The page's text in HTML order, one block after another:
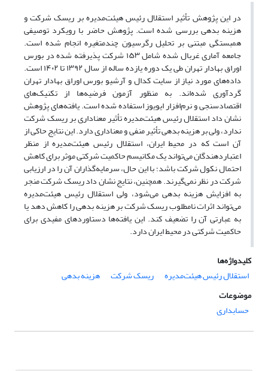
در این پژوهش تأثیر استقلال رئیس هیئت‌مدیره بر ریسک شرکت و
هزینه بدهی بررسی شده است. پژوهش حاضر با رویکرد توصیفی
همبستگی مبتنی بر تحلیل رگرسیون چندمتغیره انجام شده است.
جامعه آماری غربال شده شامل ۱۵۳ شرکت پذیرفته شده در بورس
اوراق بهادار تهران طی یک دوره یازده ساله از سال ۱۳۹۲ تا ۱۴۰۲ است.
داده‌های مورد نیاز از سایت کدال و آرشیو بورس اوراق بهادار تهران
گردآوری شده‌اند. به منظور آزمون فرضیه‌ها از تکنیک‌های
اقتصادسنجی و نرم‌افزار ایویوز استفاده شده است. یافته‌های پژوهش
نشان داد استقلال رئیس هیئت‌مدیره تأثیر معناداری بر ریسک شرکت
ندارد، ولی بر هزینه بدهی تأثیر منفی و معناداری دارد. این نتایج حاکی از
آن است که در محیط ایران، استقلال رئیس هیئت‌مدیره از منظر
اعتباردهندگان می‌تواند یک مکانیسم حاکمیت شرکتی موثر برای کاهش
احتمال نکول شرکت باشد؛ با این حال، سرمایه‌گذاران آن را در ارزیابی
شرکت در نظر نمی‌گیرند. همچنین، نتایج نشان داد ریسک شرکت منجر
به افزایش هزینه بدهی می‌شود، ولی استقلال رئیس هیئت‌مدیره
می‌تواند اثرات نامطلوب ریسک شرکت بر هزینه بدهی را کاهش دهد یا
به عبارتی آن را تضعیف کند. این یافته‌ها دستاوردهای مفیدی برای
حاکمیت شرکتی در محیط ایران دارد.
کلیدواژه‌ها
استقلال رئیس هیئت‌مدیره
ریسک شرکت
هزینه بدهی
موضوعات
حسابداری